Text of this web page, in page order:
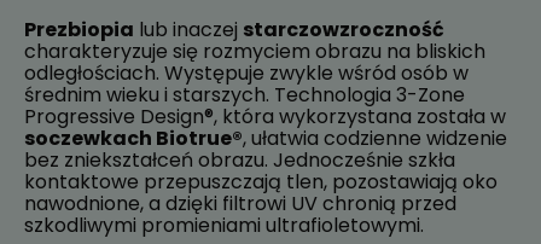
Prezbiopia lub inaczej starczowzroczność
charakteryzuje się rozmyciem obrazu na bliskich
odległościach. Występuje zwykle wśród osób w
średnim wieku i starszych. Technologia 3-Zone
Progressive Design®, która wykorzystana została w
soczewkach Biotrue®, ułatwia codzienne widzenie
bez zniekształceń obrazu. Jednocześnie szkła
kontaktowe przepuszczają tlen, pozostawiają oko
nawodnione, a dzięki filtrowi UV chronią przed
szkodliwymi promieniami ultrafioletowymi.